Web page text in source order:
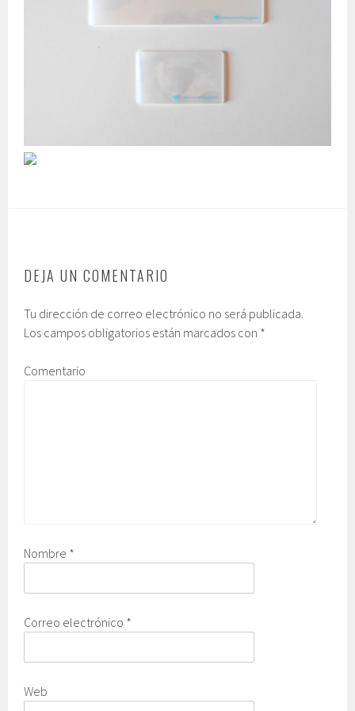
DEJA UN COMENTARIO
Tu dirección de correo electrónico no será publicada.
Los campos obligatorios están marcados con *
Comentario
Nombre *
Correo electrónico *
Web